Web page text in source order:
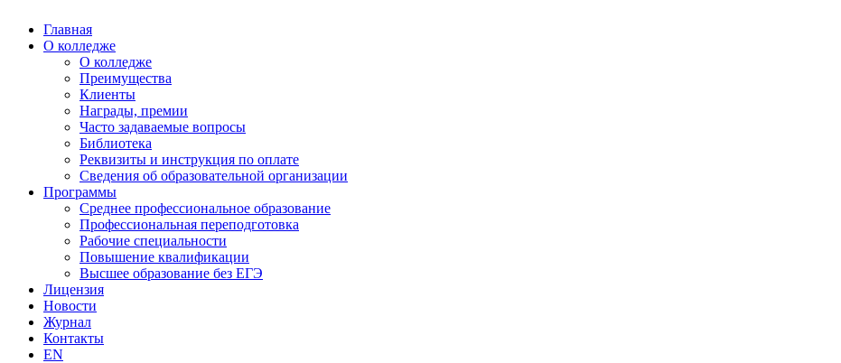
Главная
О колледже
О колледже
Преимущества
Клиенты
Награды, премии
Часто задаваемые вопросы
Библиотека
Реквизиты и инструкция по оплате
Сведения об образовательной организации
Программы
Среднее профессиональное образование
Профессиональная переподготовка
Рабочие специальности
Повышение квалификации
Высшее образование без ЕГЭ
Лицензия
Новости
Журнал
Контакты
EN